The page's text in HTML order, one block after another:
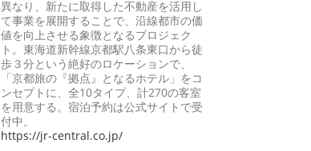
異なり、新たに取得した不動産を活用し
て事業を展開することで、沿線都市の価
値を向上させる象徴となるプロジェク
ト。東海道新幹線京都駅八条東口から徒
歩３分という絶好のロケーションで、
「京都旅の『拠点』となるホテル」をコ
ンセプトに、全10タイプ、計270の客室
を用意する。宿泊予約は公式サイトで受
付中。
https://jr-central.co.jp/